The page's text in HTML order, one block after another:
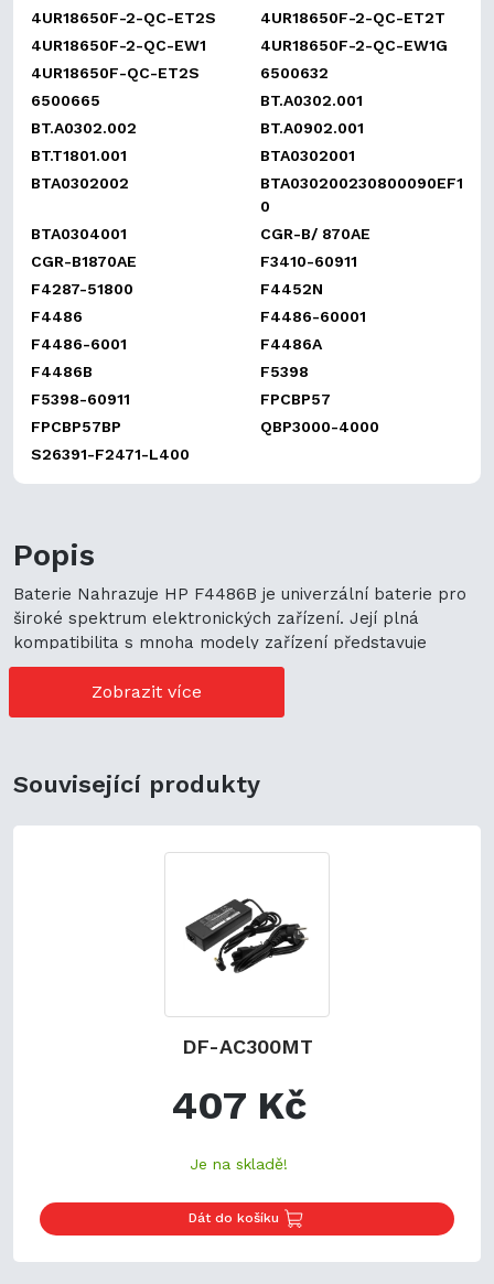
4UR18650F-2-QC-ET2S
4UR18650F-2-QC-ET2T
4UR18650F-2-QC-EW1
4UR18650F-2-QC-EW1G
4UR18650F-QC-ET2S
6500632
6500665
BT.A0302.001
BT.A0302.002
BT.A0902.001
BT.T1801.001
BTA0302001
BTA0302002
BTA030200230800090EF1
0
BTA0304001
CGR-B/ 870AE
CGR-B1870AE
F3410-60911
F4287-51800
F4452N
F4486
F4486-60001
F4486-6001
F4486A
F4486B
F5398
F5398-60911
FPCBP57
FPCBP57BP
QBP3000-4000
S26391-F2471-L400
Popis
Baterie Nahrazuje HP F4486B je univerzální baterie pro
široké spektrum elektronických zařízení. Její plná
kompatibilita s mnoha modely zařízení představuje
cenově výhodné možnosti nákupu. Její univerzální použití
navíc podporuje ekologickou udržitelnost a zaručuje
flexibilitu.
Zobrazit více
Související produkty
DF-AC300MT
407 Kč
Je na skladě!
Dát do košíku